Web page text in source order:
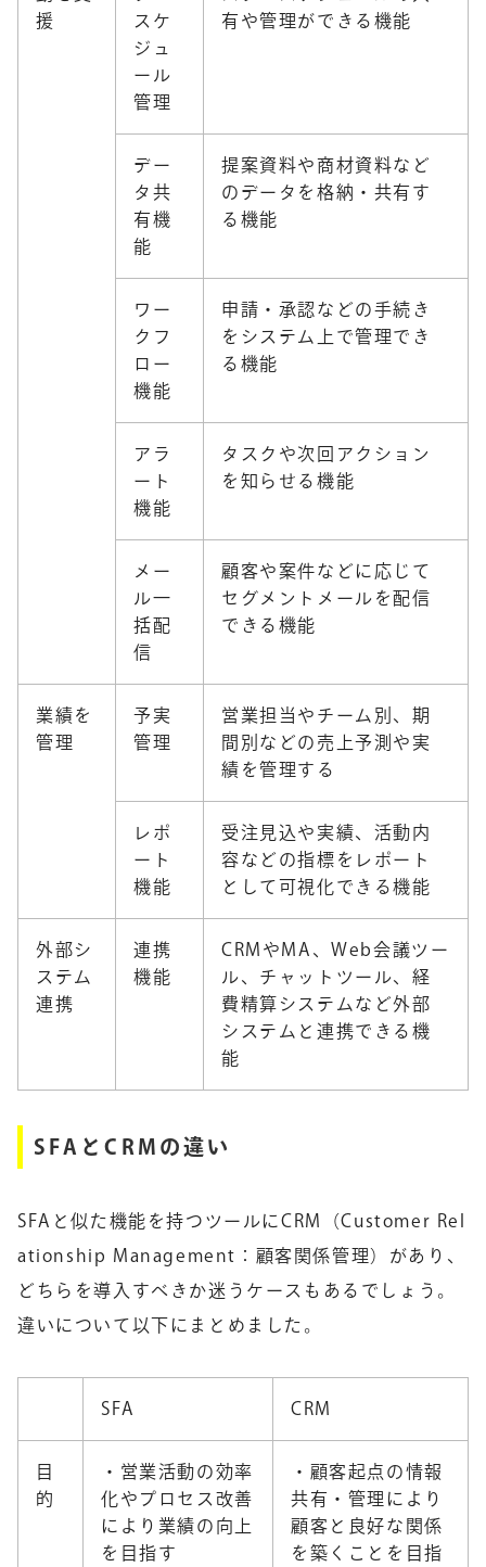
援
スケ
ジュ
ール
管理
有や管理ができる機能
デー
タ共
有機
能
提案資料や商材資料など
のデータを格納・共有す
る機能
ワー
クフ
ロー
機能
申請・承認などの手続き
をシステム上で管理でき
る機能
アラ
ート
機能
タスクや次回アクション
を知らせる機能
メー
ル一
括配
信
顧客や案件などに応じて
セグメントメールを配信
できる機能
業績を
管理
予実
管理
営業担当やチーム別、期
間別などの売上予測や実
績を管理する
レポ
ート
機能
受注見込や実績、活動内
容などの指標をレポート
として可視化できる機能
外部シ
ステム
連携
連携
機能
CRMやMA、Web会議ツー
ル、チャットツール、経
費精算システムなど外部
システムと連携できる機
能
SFAとCRMの違い
SFAと似た機能を持つツールにCRM（Customer Rel
ationship Management：顧客関係管理）があり、
どちらを導入すべきか迷うケースもあるでしょう。
違いについて以下にまとめました。
SFA CRM
目
的
・営業活動の効率
化やプロセス改善
により業績の向上
を目指す
・顧客起点の情報
共有・管理により
顧客と良好な関係
を築くことを目指